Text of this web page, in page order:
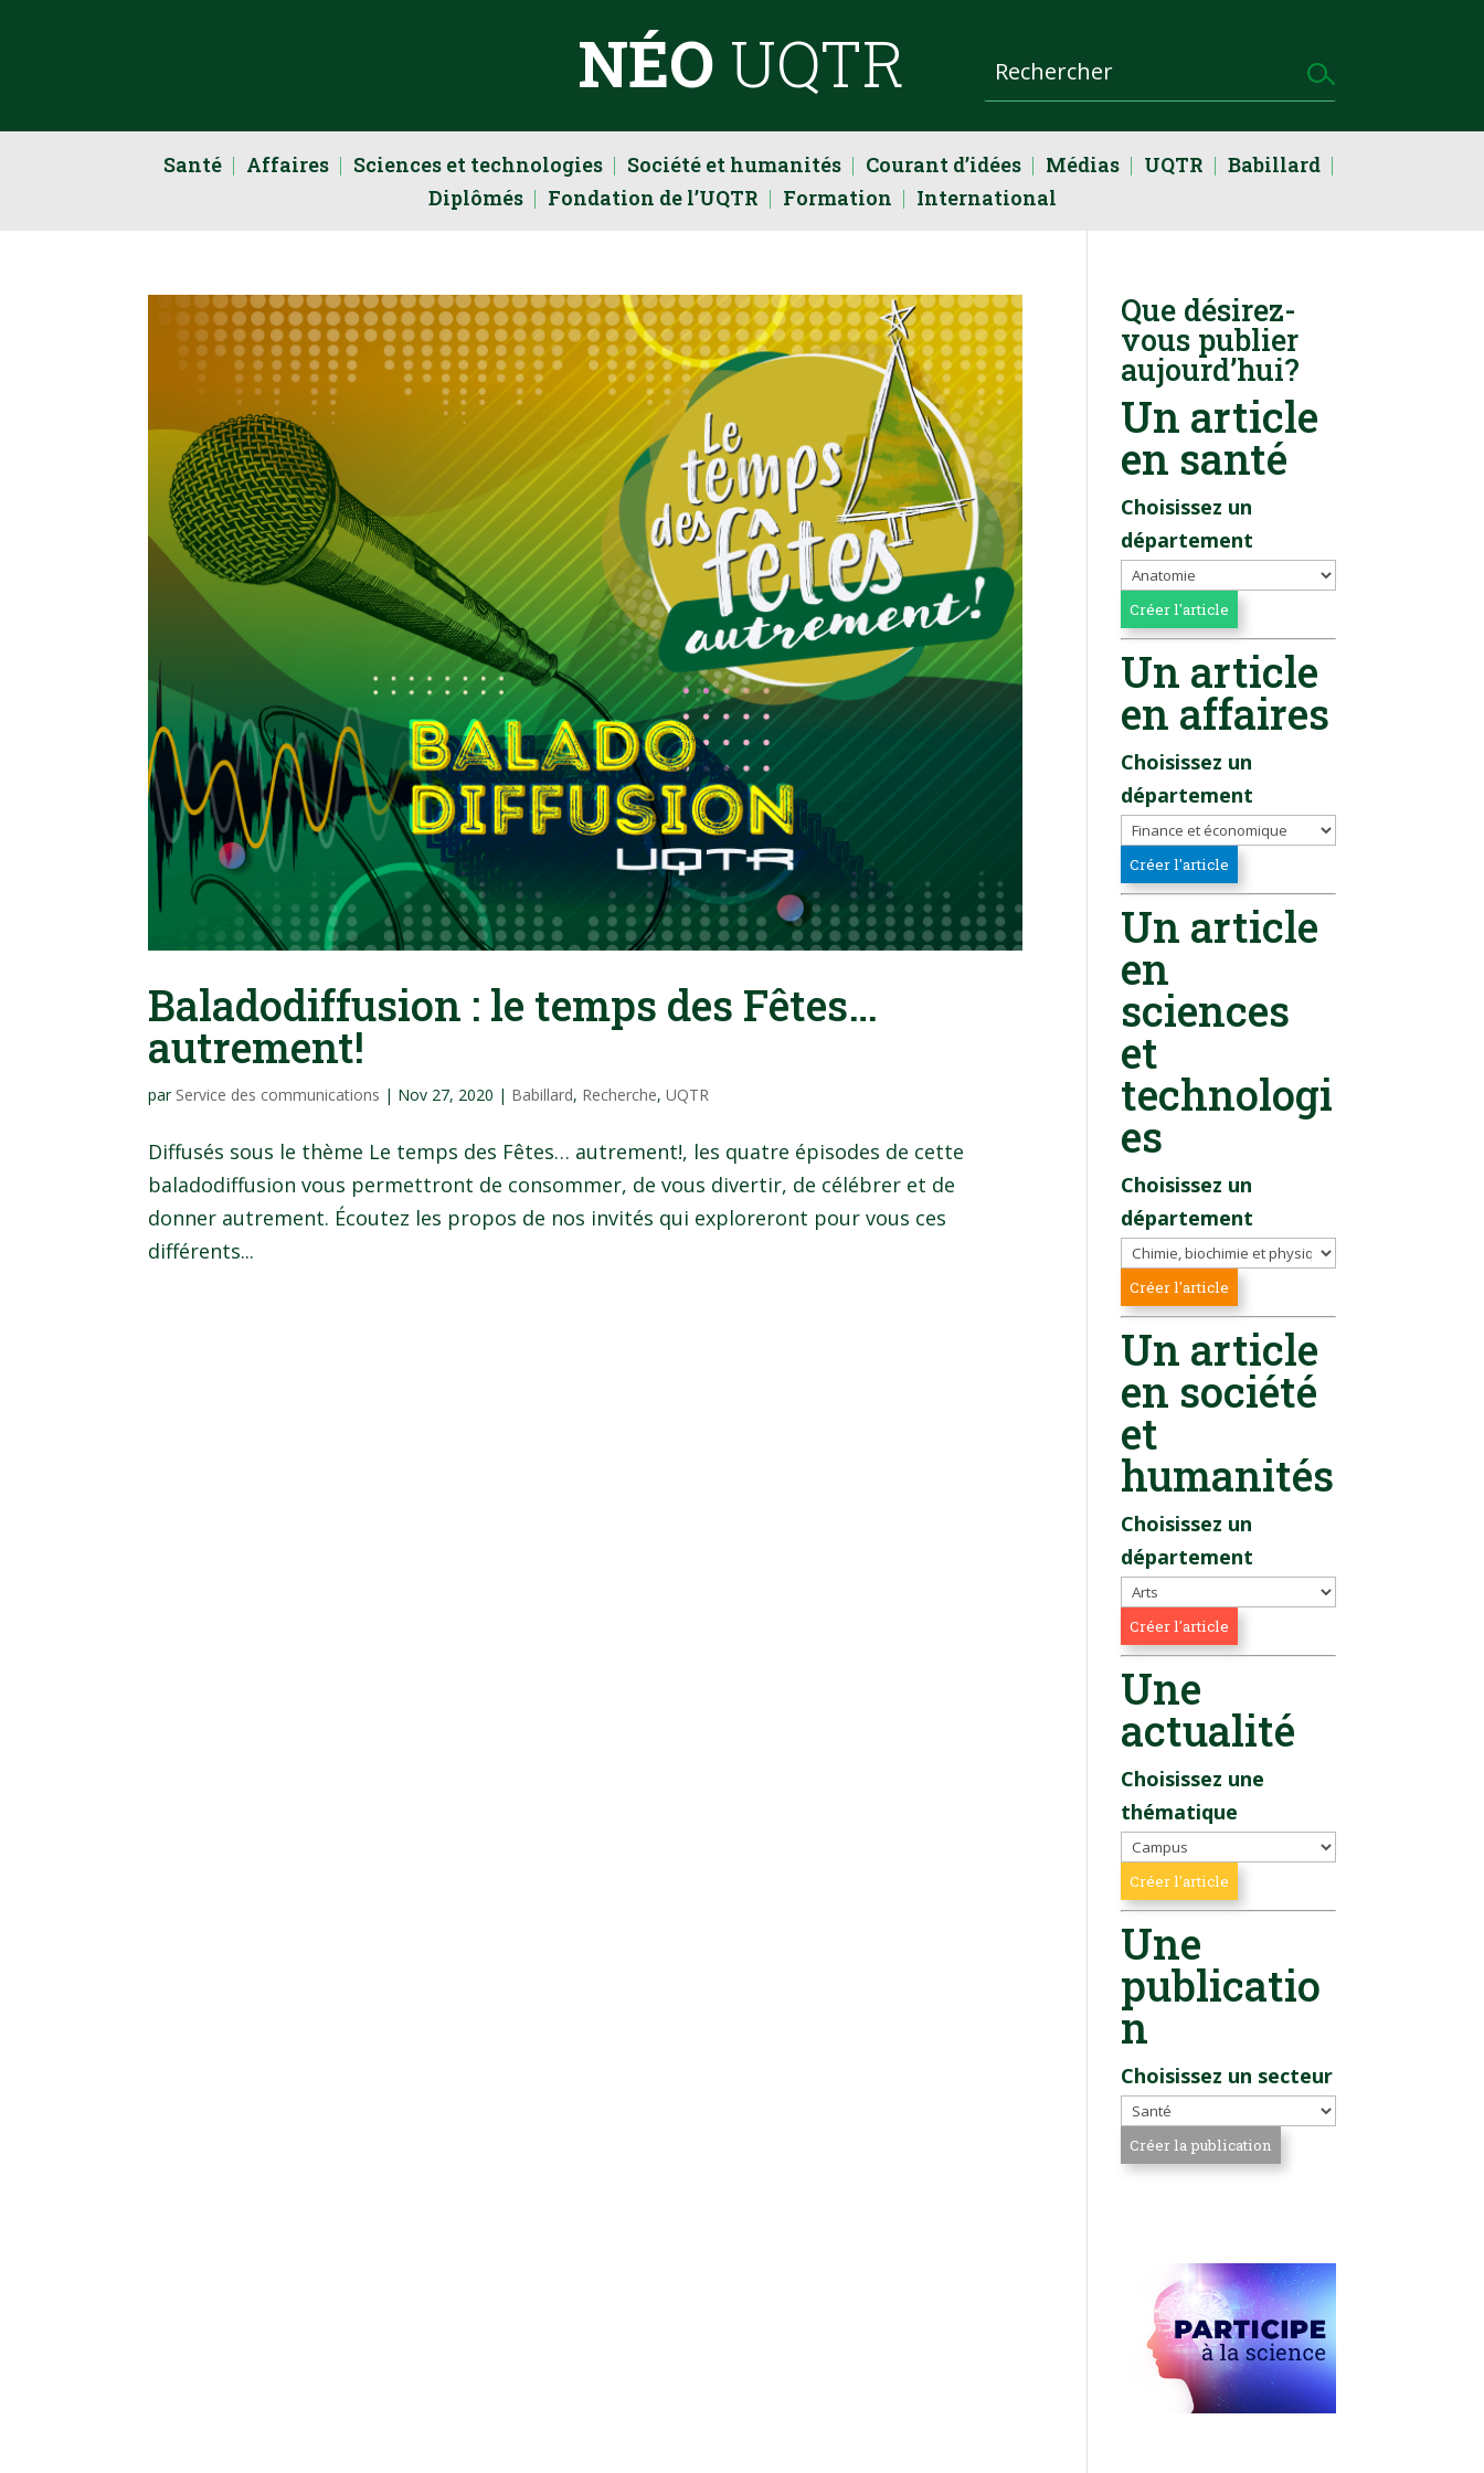
NÉO UQTR
Santé Affaires Sciences et technologies Société et humanités Courant d’idées Médias UQTR
Babillard
Diplômés
Fondation de l’UQTR Formation International
Baladodiffusion : le temps des Fêtes…
autrement!
par Service des communications | Nov 27, 2020 | Babillard, Recherche,UQTR
Diffusés sous le thème Le temps des Fêtes… autrement!, les quatre épisodes de cette
baladodiffusion vous permettront de consommer, de vous divertir, de célébrer et de
donner autrement. Écoutez les propos de nos invités qui exploreront pour vous ces
différents...
Que désirez-
vous publier
aujourd’hui?
Un article
en santé
Choisissez un
département
Un article
en affaires
Choisissez un
département
Un article
en
sciences
et
technologi
es
Choisissez un
département
Un article
en société
et
humanités
Choisissez un
département
Une
actualité
Choisissez une
thématique
Une
publicatio
n
Choisissez un secteur